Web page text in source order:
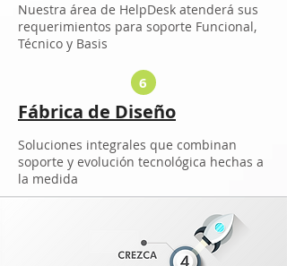
Nuestra área de HelpDesk atenderá sus
requerimientos para soporte Funcional,
Técnico y Basis
6
Fábrica de Diseño
Soluciones integrales que combinan
soporte y evolución tecnológica hechas a
la medida